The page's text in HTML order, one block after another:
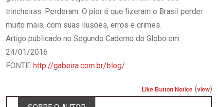
trincheiras. Perderam. O pior é que fizeram o Brasil perder
muito mais, com suas ilusões, erros e crimes.
Artigo publicado no Segundo Caderno do Globo em
24/01/2016
FONTE: http://gabeira.com.br/blog/
Like Button Notice (view)